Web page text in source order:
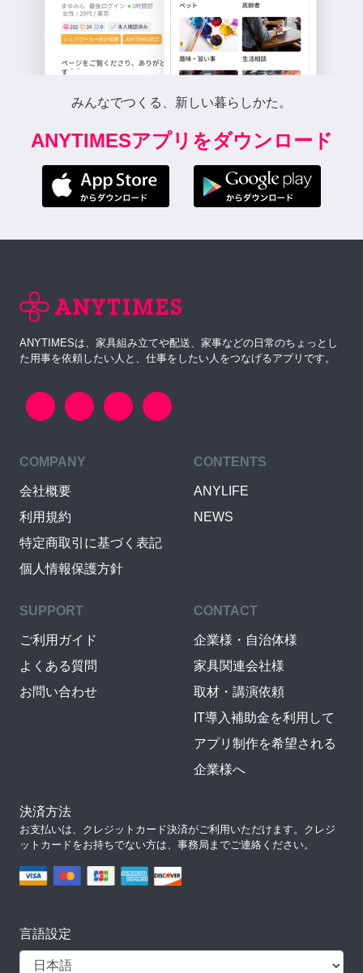
みんなでつくる、新しい暮らしかた。
ANYTIMESアプリをダウンロード
ANYTIMESは、家具組み立てや配送、家事などの日常のちょっとし
た用事を依頼したい人と、仕事をしたい人をつなげるアプリです。
COMPANY
会社概要
利用規約
特定商取引に基づく表記
個人情報保護方針
CONTENTS
ANYLIFE
NEWS
SUPPORT
ご利用ガイド
よくある質問
お問い合わせ
CONTACT
企業様・自治体様
家具関連会社様
取材・講演依頼
IT導入補助金を利用して
アプリ制作を希望される
企業様へ
決済方法
お支払いは、クレジットカード決済がご利用いただけます。クレジ
ットカードをお持ちでない方は、事務局までご連絡ください。
言語設定